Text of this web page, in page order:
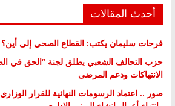
أحدث المقالات
فرحات سليمان يكتب: القطاع الصحي إلى أين؟
حزب التحالف الشعبي يطلق لجنة “الحق في
الانتهاكات ودعم المرضى
صور .. اعتماد الرسومات النهائية للقرار